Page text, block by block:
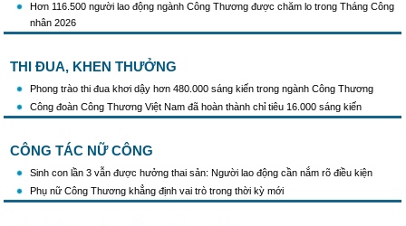
Hơn 116.500 người lao động ngành Công Thương được chăm lo trong Tháng Công
nhân 2026
THI ĐUA, KHEN THƯỞNG
Phong trào thi đua khơi dậy hơn 480.000 sáng kiến trong ngành Công Thương
Công đoàn Công Thương Việt Nam đã hoàn thành chỉ tiêu 16.000 sáng kiến
CÔNG TÁC NỮ CÔNG
Sinh con lần 3 vẫn được hưởng thai sản: Người lao động cần nắm rõ điều kiện
Phụ nữ Công Thương khẳng định vai trò trong thời kỳ mới